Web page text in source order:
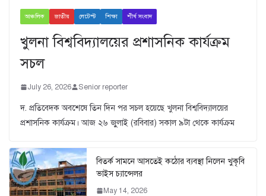
আঞ্চলিক জাতীয় লেটেস্ট শিক্ষা শীর্ষ সংবাদ
খুলনা বিশ্ববিদ্যালয়ের প্রশাসনিক কার্যক্রম
সচল
July 26, 2026 Senior reporter
দ. প্রতিবেদক অবশেষে তিন দিন পর সচল হয়েছে খুলনা বিশ্ববিদ্যালয়ের
প্রশাসনিক কার্যক্রম। আজ ২৬ জুুলাই (রবিবার) সকাল ৯টা থেকে কার্যক্রম
বিতর্ক সামনে আসতেই কঠোর ব্যবস্থা নিলেন খুকৃবি
ভাইস চ্যান্সেলর
May 14, 2026